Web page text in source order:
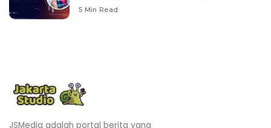
5 Min Read
JSMedia adalah portal berita yang